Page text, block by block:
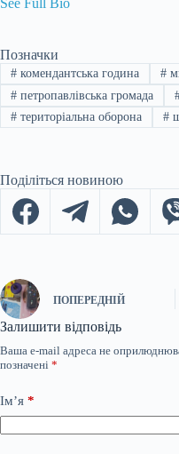
See Full Bio
Позначки
#комендантська година #
#петропавлівська громада
#територіальна оборона #
Поділіться новиною
ПОПЕРЕДНІЙ
Залишити відповідь
Ваша e-mail адреса не
позначені *
Ім’я *